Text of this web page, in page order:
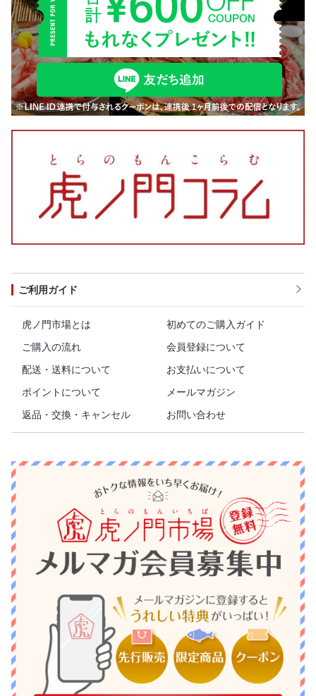
ご利用ガイド
虎ノ門市場とは
初めてのご購入ガイド
ご購入の流れ
会員登録について
配送・送料について
お支払いについて
ポイントについて
メールマガジン
返品・交換・キャンセル
お問い合わせ